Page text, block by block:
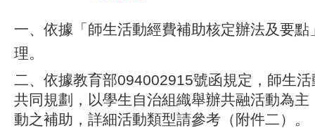
一、依據「師生活動經費補助核定辦法及要點
理。
二、依據教育部094002915號函規定，師生
共同規劃，以學生自治組織舉辦共融活動為主
動之補助，詳細活動類型請參考（附件二）。